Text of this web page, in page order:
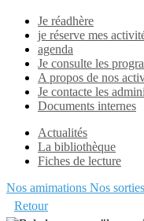
Je réadhère
je réserve mes
agenda
Je consulte les
A propos de nos
Je contacte les
Documents internes
Actualités
La bibliothèque
Fiches de lecture
Nos amimations Nos sorties
Retour